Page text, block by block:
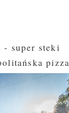
- super steki
pizza